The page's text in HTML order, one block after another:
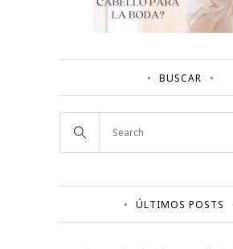
BUSCAR
ÚLTIMOS POSTS